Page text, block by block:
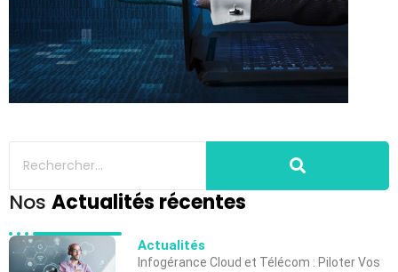
Nos Actualités récentes
Actualités
Infogérance Cloud et Télécom : Piloter Vos